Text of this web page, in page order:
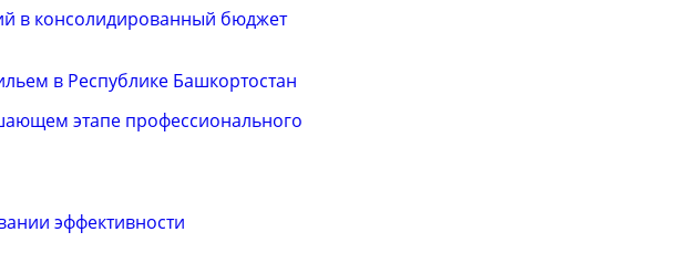
в консолидированный бюджет
в Республике Башкортостан
этапе профессионального
эффективности